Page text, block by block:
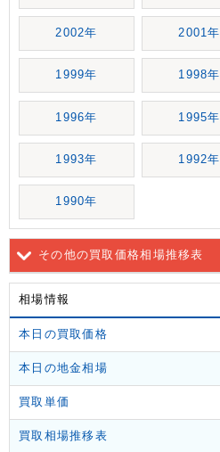
2002年 2001年
1999年 1998年
1996年 1995年
1993年 1992年
1990年
その他の買取価格相場推移表
相場情報
本日の買取価格
本日の地金相場
買取単価
買取相場推移表